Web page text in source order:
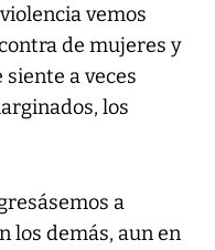
vemos
de mujeres y
siente a veces
los
a
los demás, aun en